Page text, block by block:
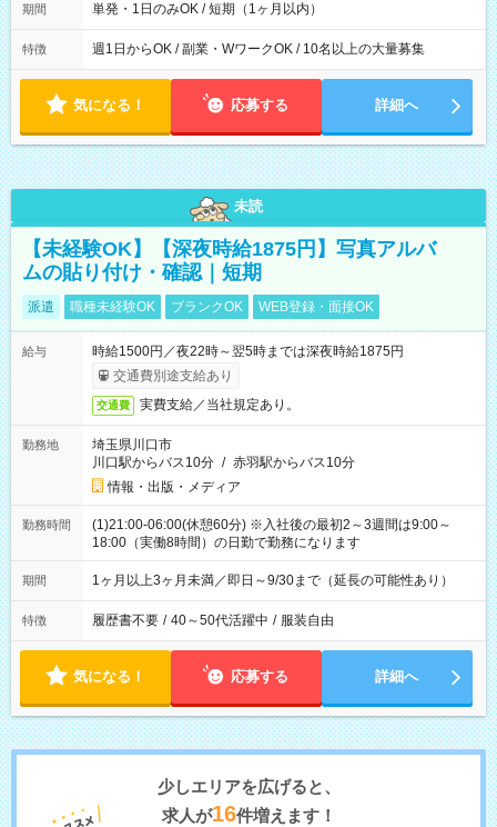
期間 単発・1日のみOK / 短期（1ヶ月以内）
特徴 週1日からOK / 副業・WワークOK / 10名以上の大量募集
気になる！ 応募する 詳細へ
未読
【未経験OK】【深夜時給1875円】写真アルバ
ムの貼り付け・確認｜短期
派遣 職種未経験OK ブランクOK WEB登録・面接OK
給与
時給1500円／夜22時～翌5時までは深夜時給1875円
交通費別途支給あり
交通費 実費支給／当社規定あり。
勤務地
埼玉県川口市
川口駅からバス10分 / 赤羽駅からバス10分
情報・出版・メディア
勤務時間
(1)21:00-06:00(休憩60分) ※入社後の最初2～3週間は9:00～
18:00（実働8時間）の日勤で勤務になります
期間 1ヶ月以上3ヶ月未満／即日～9/30まで（延長の可能性あり）
特徴 履歴書不要 / 40～50代活躍中 / 服装自由
気になる！ 応募する 詳細へ
少しエリアを広げると、
求人が16件増えます！